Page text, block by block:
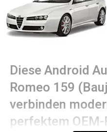
Diese Android
Romeo 159
verbinden
perfektem